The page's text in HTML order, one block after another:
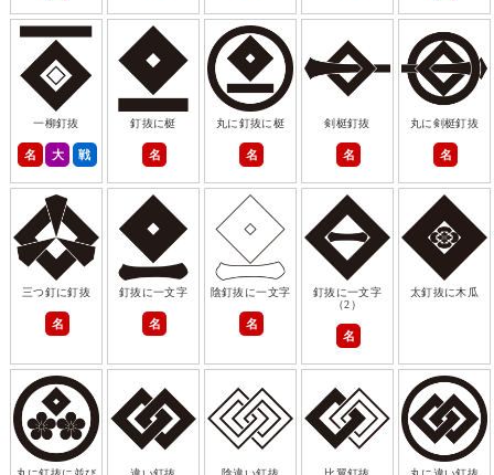
一柳釘抜
名 大 戦
釘抜に梃
名
丸に釘抜に梃
名
剣梃釘抜
名
丸に剣梃釘抜
名
三つ釘に釘抜
名
釘抜に一文字
名
陰釘抜に一文字
名
釘抜に一文字
（2）
名
太釘抜に木瓜